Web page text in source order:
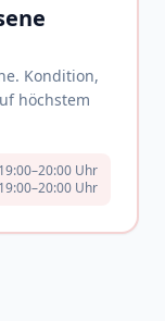
Kondition,
höchstem
Uhr
Uhr